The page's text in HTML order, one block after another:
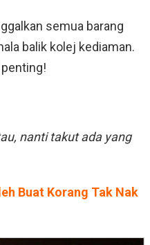
semua barang
balik kolej kediaman.
nanti takut ada yang
Buat Korang Tak Nak